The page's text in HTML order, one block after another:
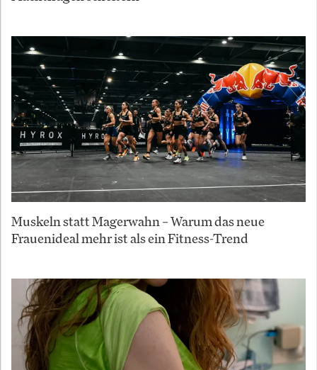
Muskeln statt Magerwahn – Warum das neue
Frauenideal mehr ist als ein Fitness-Trend